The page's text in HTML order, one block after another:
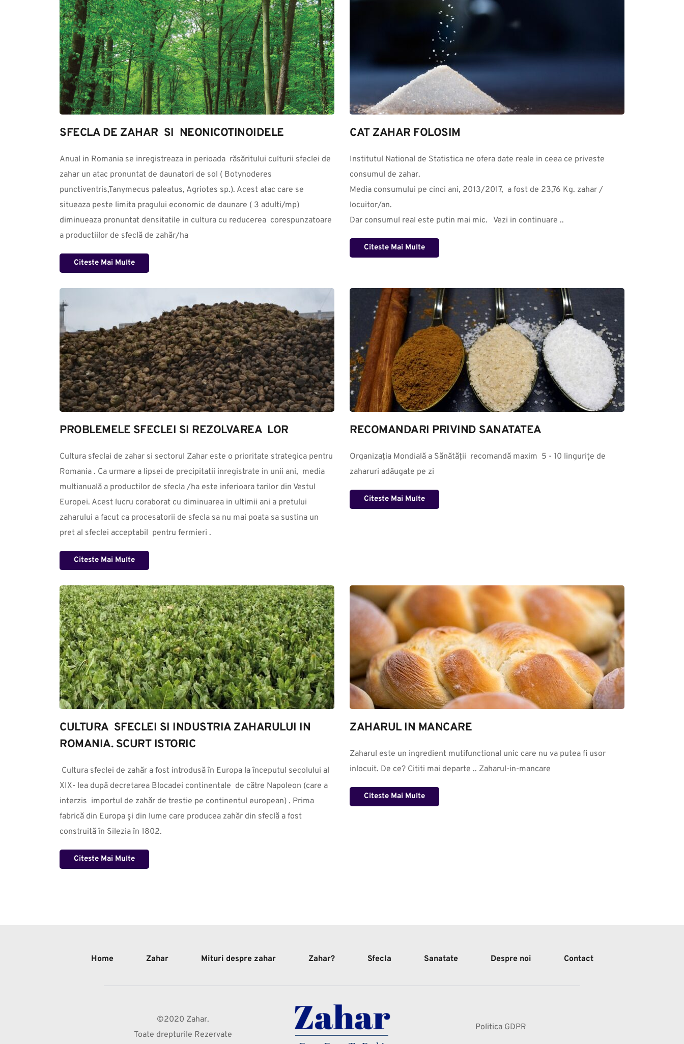
SFECLA DE ZAHAR  SI  NEONICOTINOIDELE
Anual in Romania se inregistreaza in perioada  răsăritului culturii sfeclei de
zahar un atac pronuntat de daunatori de sol ( Botynoderes
punctiventris,Tanymecus paleatus, Agriotes sp.). Acest atac care se
situeaza peste limita pragului economic de daunare ( 3 adulti/mp)
diminueaza pronuntat densitatile in cultura cu reducerea  corespunzatoare
a productiilor de sfeclă de zahăr/ha
Citeste Mai Multe
CAT ZAHAR FOLOSIM
Institutul National de Statistica ne ofera date reale in ceea ce priveste
consumul de zahar.
Media consumului pe cinci ani, 2013/2017,  a fost de 23,76 Kg. zahar /
locuitor/an.
Dar consumul real este putin mai mic.   Vezi in continuare ..
Citeste Mai Multe
PROBLEMELE SFECLEI SI REZOLVAREA  LOR
Cultura sfeclai de zahar si sectorul Zahar este o prioritate strategica pentru
Romania . Ca urmare a lipsei de precipitatii inregistrate in unii ani,  media
multianuală a productilor de sfecla /ha este inferioara tarilor din Vestul
Europei. Acest lucru coraborat cu diminuarea in ultimii ani a pretului
zaharului a facut ca procesatorii de sfecla sa nu mai poata sa sustina un
pret al sfeclei acceptabil  pentru fermieri .
Citeste Mai Multe
RECOMANDARI PRIVIND SANATATEA
Organizația Mondială a Sănătății  recomandă maxim  5 - 10 lingurițe de
zaharuri adăugate pe zi
Citeste Mai Multe
CULTURA  SFECLEI SI INDUSTRIA ZAHARULUI IN
ROMANIA. SCURT ISTORIC
XIX- lea după decretarea Blocadei continentale  de către Napoleon (care a
interzis  importul de zahăr de trestie pe continentul european) . Prima
fabrică din Europa şi din lume care producea zahăr din sfeclă a fost
construită în Silezia în 1802.
Citeste Mai Multe
ZAHARUL IN MANCARE
Zaharul este un ingredient mutifunctional unic care nu va putea fi usor
inlocuit. De ce? Cititi mai departe .. Zaharul-in-mancare
Citeste Mai Multe
Home Zahar Mituri despre zahar Zahar? Sfecla Sanatate Despre noi Contact
©2020 Zahar.
Toate drepturile Rezervate
Politica GDPR